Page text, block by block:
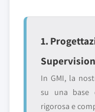
1.
In GMI, la
su una base
rigorosa e